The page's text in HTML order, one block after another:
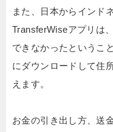
また、日本からインド
TransferWiseアプリは
できなかったというこ
にダウンロードして住
えます。
お金の引き出し方、送